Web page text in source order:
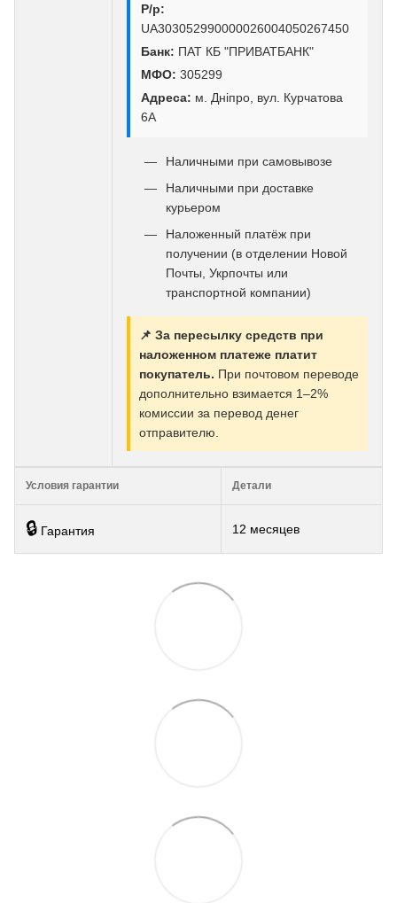
Р/р:
UA303052990000026004050267450
Банк: ПАТ КБ "ПРИВАТБАНК"
МФО: 305299
Адреса: м. Дніпро, вул. Курчатова
6А
Наличными при самовывозе
Наличными при доставке
курьером
Наложенный платёж при
получении (в отделении Новой
Почты, Укрпочты или
транспортной компании)
📌 За пересылку средств при
наложенном платеже платит
покупатель. При почтовом переводе
дополнительно взимается 1–2%
комиссии за перевод денег
отправителю.
Условия гарантии Детали
🔒 Гарантия 12 месяцев